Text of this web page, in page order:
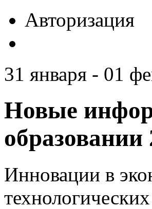
Авторизация
31 января - 01
Новые
образовании
Инновации в